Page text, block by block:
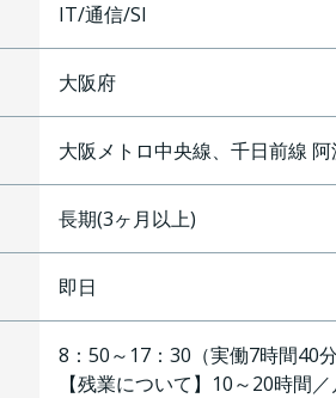
IT/通信/SI
大阪府
大阪メトロ中央線、千日前線
長期(3ヶ月以上)
即日
8：50～17：30（実働7時間40
【残業について】 10～20時間